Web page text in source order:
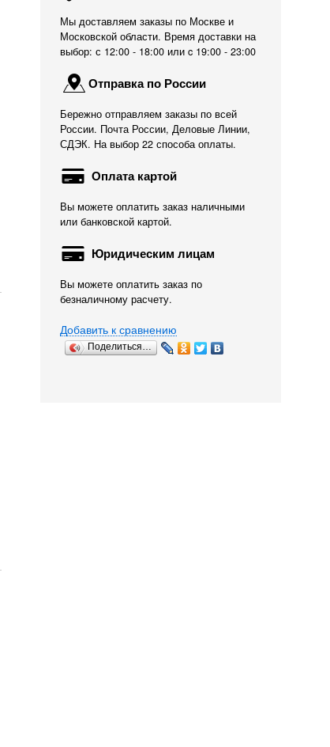
Мы доставляем заказы по Москве и
Московской области. Время доставки на
выбор: с 12:00 - 18:00 или c 19:00 - 23:00
Отправка по России
Бережно отправляем заказы по всей
России. Почта России, Деловые Линии,
СДЭК. На выбор 22 способа оплаты.
Оплата картой
Вы можете оплатить заказ наличными
или банковской картой.
Юридическим лицам
Вы можете оплатить заказ по
безналичному расчету.
Добавить к сравнению
Поделиться…